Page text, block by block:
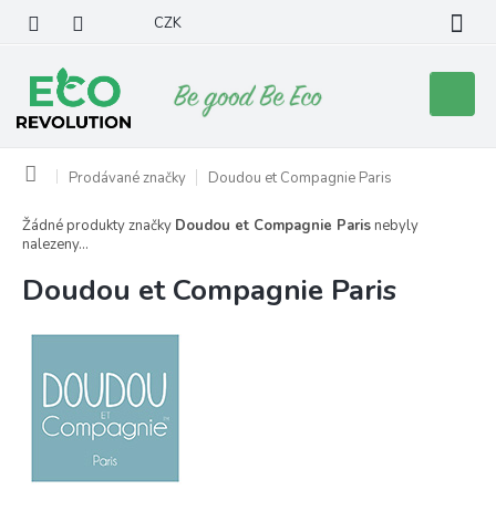
obsah
CZK
košík
Domů Prodávané značky Doudou et Compagnie Paris
Doudou et Compagnie Paris
Žádné produkty značky Doudou et Compagnie Paris nebyly
nalezeny...